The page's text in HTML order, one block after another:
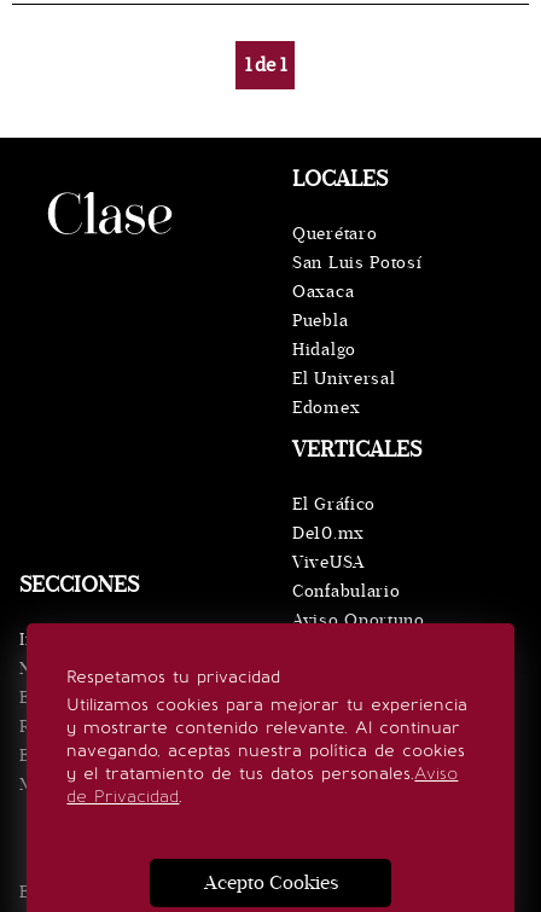
1de1
Respetamos tu privacidad
Utilizamos cookies para mejorar tu experiencia
y mostrarte contenido relevante. Al continuar
navegando, aceptas nuestra política de cookies
y el tratamiento de tus datos personales.Aviso
de Privacidad.
Acepto Cookies
SECCIONES
Inicio
Noticias
Eventos
Realeza
Estilo de vida
Minuto x Minuto
VERTICALES
El Gráfico
De10.mx
ViveUSA
Confabulario
Aviso Oportuno
LOCALES
Querétaro
San Luis Potosí
Oaxaca
Puebla
Hidalgo
El Universal
Edomex
SÍGUENOS
Edición Impresa Noticias Quiénes somos